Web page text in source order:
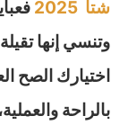
شتا 2025
وتنسي إنها
اختيارك
بالراحة